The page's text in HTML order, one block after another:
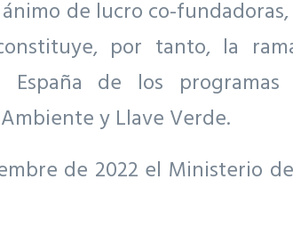
de lucro co-
por tanto, la
de los programas
y Llave Verde.
de 2022 el Ministerio